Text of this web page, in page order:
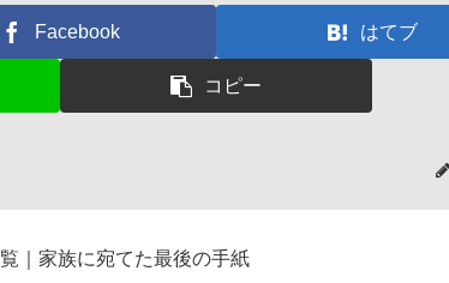
Facebook はてブ
コピー
｜家族に宛てた最後の手紙